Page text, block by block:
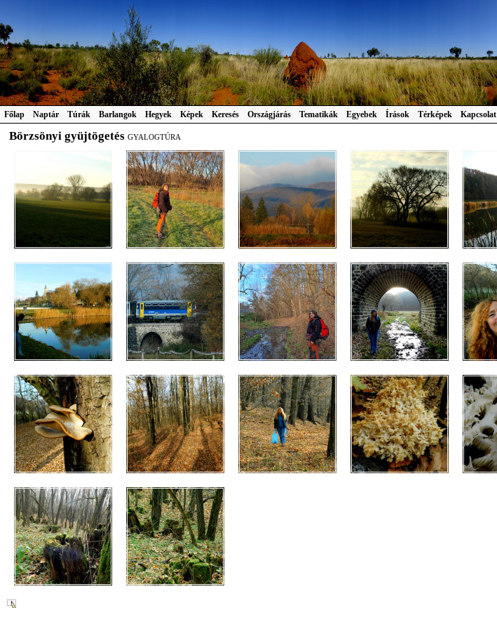
Főlap Naptár Túrák Barlangok Hegyek Képek Keresés Országjárás Tematikák Egyebek Írások Térképek Kapcsolat
Börzsönyi gyüjtögetés GYALOGTÚRA